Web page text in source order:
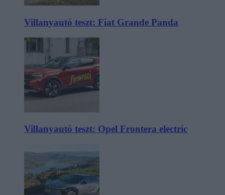
Villanyautó teszt: Fiat Grande Panda
Villanyautó teszt: Opel Frontera electric